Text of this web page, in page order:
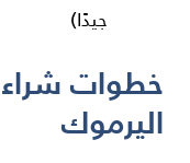
جيدًا)
خطوات
اليرموك